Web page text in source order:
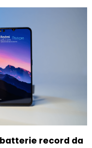
batterie record da